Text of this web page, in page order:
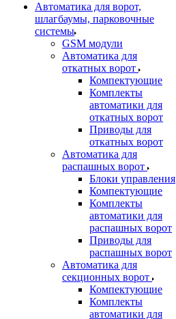
Автоматика для ворот,
шлагбаумы, парковочные
системы
GSM модули
Автоматика для
откатных ворот
Компектующие
Комплекты
автоматики для
откатных ворот
Приводы для
откатных ворот
Автоматика для
распашных ворот
Блоки управления
Компектующие
Комплекты
автоматики для
распашных ворот
Приводы для
распашных ворот
Автоматика для
секционных ворот
Компектующие
Комплекты
автоматики для